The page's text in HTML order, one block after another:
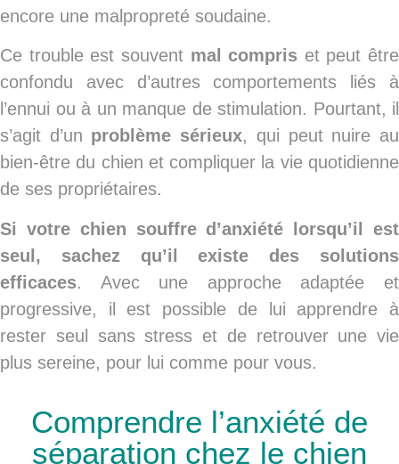
encore une malpropreté soudaine.
Ce trouble est souvent mal compris et peut être
confondu avec d’autres comportements liés à
l’ennui ou à un manque de stimulation. Pourtant, il
s’agit d’un problème sérieux, qui peut nuire au
bien-être du chien et compliquer la vie quotidienne
de ses propriétaires.
Si votre chien souffre d’anxiété lorsqu’il est
seul, sachez qu’il existe des solutions
efficaces. Avec une approche adaptée et
progressive, il est possible de lui apprendre à
rester seul sans stress et de retrouver une vie
plus sereine, pour lui comme pour vous.
Comprendre l’anxiété de
séparation chez le chien